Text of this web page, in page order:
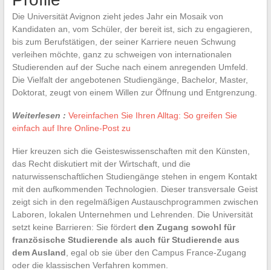
Die Universität Avignon zieht jedes Jahr ein Mosaik von
Kandidaten an, vom Schüler, der bereit ist, sich zu engagieren,
bis zum Berufstätigen, der seiner Karriere neuen Schwung
verleihen möchte, ganz zu schweigen von internationalen
Studierenden auf der Suche nach einem anregenden Umfeld.
Die Vielfalt der angebotenen Studiengänge, Bachelor, Master,
Doktorat, zeugt von einem Willen zur Öffnung und Entgrenzung.
Weiterlesen : Vereinfachen Sie Ihren Alltag: So greifen Sie
einfach auf Ihre Online-Post zu
Hier kreuzen sich die Geisteswissenschaften mit den Künsten,
das Recht diskutiert mit der Wirtschaft, und die
naturwissenschaftlichen Studiengänge stehen in engem Kontakt
mit den aufkommenden Technologien. Dieser transversale Geist
zeigt sich in den regelmäßigen Austauschprogrammen zwischen
Laboren, lokalen Unternehmen und Lehrenden. Die Universität
setzt keine Barrieren: Sie fördert den Zugang sowohl für
französische Studierende als auch für Studierende aus
dem Ausland , egal ob sie über den Campus France-Zugang
oder die klassischen Verfahren kommen.